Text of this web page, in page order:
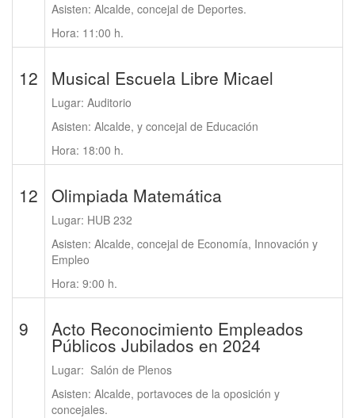
Asisten: Alcalde, concejal de Deportes.
Hora: 11:00 h.
12 Musical Escuela Libre Micael
Lugar: Auditorio
Asisten: Alcalde, y concejal de Educación
Hora: 18:00 h.
12 Olimpiada Matemática
Lugar: HUB 232
Asisten: Alcalde, concejal de Economía, Innovación y
Empleo
Hora: 9:00 h.
9 Acto Reconocimiento Empleados
Públicos Jubilados en 2024
Lugar: Salón de Plenos
Asisten: Alcalde, portavoces de la oposición y
concejales.